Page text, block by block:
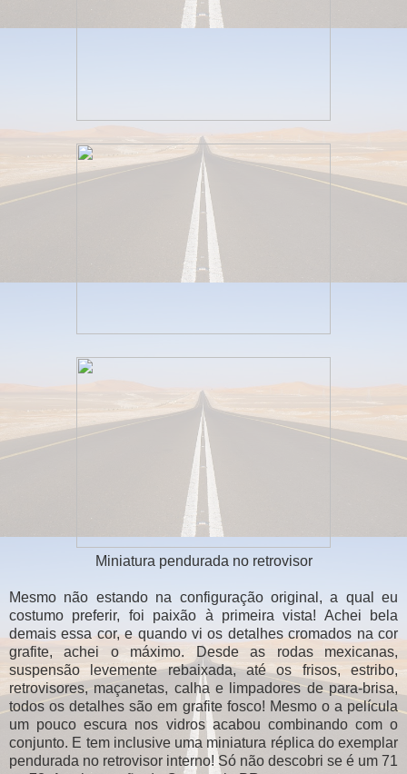
Miniatura pendurada no retrovisor
Mesmo não estando na configuração original, a qual eu
costumo preferir, foi paixão à primeira vista! Achei bela
demais essa cor, e quando vi os detalhes cromados na cor
grafite, achei o máximo. Desde as rodas mexicanas,
suspensão levemente rebaixada, até os frisos, estribo,
retrovisores, maçanetas, calha e limpadores de para-brisa,
todos os detalhes são em grafite fosco! Mesmo o a película
um pouco escura nos vidros acabou combinando com o
conjunto. E tem inclusive uma miniatura réplica do exemplar
pendurada no retrovisor interno! Só não descobri se é um 71